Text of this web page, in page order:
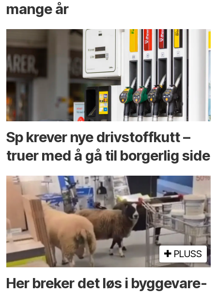
mange år
Sp krever nye drivstoffkutt –
truer med å gå til borgerlig side
PLUSS
Her breker det løs i bygge­vare­